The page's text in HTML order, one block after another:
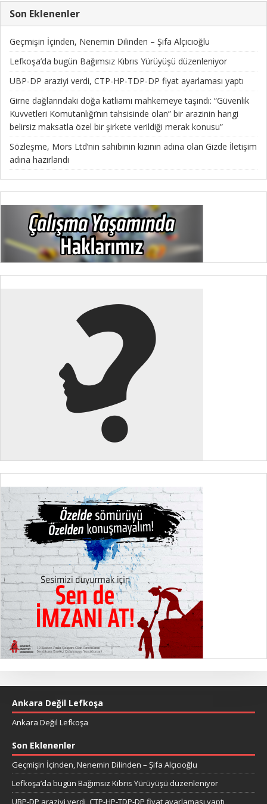
Son Eklenenler
Geçmişin İçinden, Nenemin Dilinden – Şifa Alçıcıoğlu
Lefkoşa’da bugün Bağımsız Kıbrıs Yürüyüşü düzenleniyor
UBP-DP araziyi verdi, CTP-HP-TDP-DP fiyat ayarlaması yaptı
Girne dağlarındaki doğa katliamı mahkemeye taşındı: “Güvenlik
Kuvvetleri Komutanlığı’nın tahsisinde olan” bir arazinin hangi
belirsiz maksatla özel bir şirkete verildiği merak konusu”
Sözleşme, Mors Ltd’nin sahibinin kızının adına olan Gizde İletişim
adına hazırlandı
Ankara Değil Lefkoşa
Ankara Değil Lefkoşa
Son Eklenenler
Geçmişin İçinden, Nenemin Dilinden – Şifa Alçıcıoğlu
Lefkoşa’da bugün Bağımsız Kıbrıs Yürüyüşü düzenleniyor